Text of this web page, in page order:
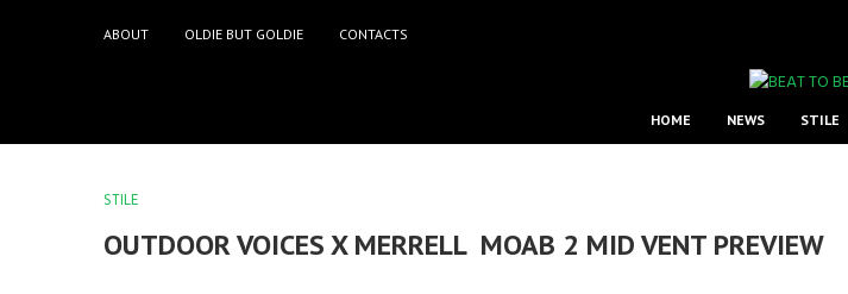
ABOUT OLDIE BUT GOLDIE CONTACTS
HOME NEWS STILE
STILE
OUTDOOR VOICES X MERRELL MOAB 2 MID VENT PREVIEW